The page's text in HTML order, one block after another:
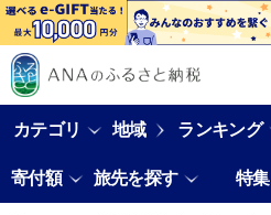
カテゴリ 地域 ランキング
寄付額 旅先を探す 特集